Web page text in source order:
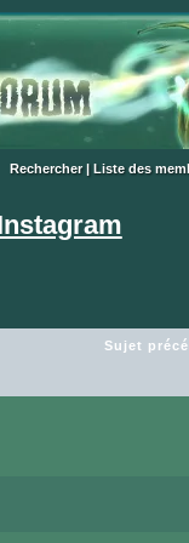
Rechercher| Liste des
Sujet